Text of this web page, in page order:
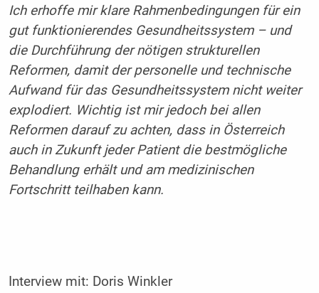
Ich erhoffe mir klare Rahmenbedingungen für ein
gut funktionierendes Gesundheitssystem – und
die Durchführung der nötigen strukturellen
Reformen, damit der personelle und technische
Aufwand für das Gesundheitssystem nicht weiter
explodiert. Wichtig ist mir jedoch bei allen
Reformen darauf zu achten, dass in Österreich
auch in Zukunft jeder Patient die bestmögliche
Behandlung erhält und am medizinischen
Fortschritt teilhaben kann.
Interview mit: Doris Winkler